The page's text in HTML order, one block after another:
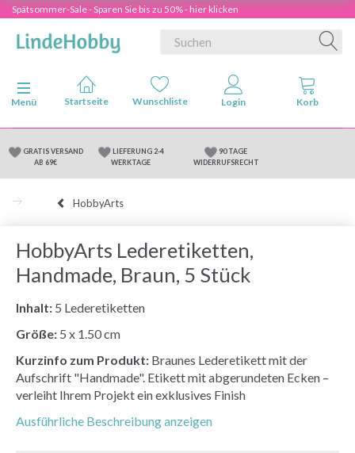
Spätsommer-Sale - Sparen Sie bis zu 50% - hier klicken
Anzeige ändern
Menü
GRATIS VERSAND
AB 69€
LIEFERUNG 2-4
WERKTAGE
90 TAGE
WIDERRUFSRECHT
HobbyArts
HobbyArts Lederetiketten,
Handmade, Braun, 5 Stück
Inhalt: 5 Lederetiketten
Größe: 5 x 1.50 cm
Kurzinfo zum Produkt: Braunes Lederetikett mit der
Aufschrift "Handmade". Etikett mit abgerundeten Ecken –
verleiht Ihrem Projekt ein exklusives Finish
Ausführliche Beschreibung anzeigen